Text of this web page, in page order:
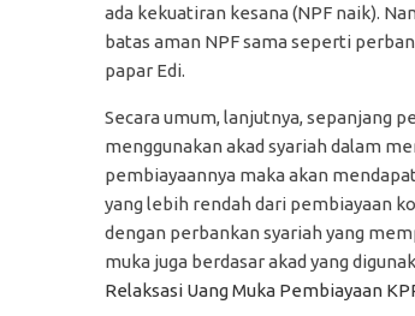
ada kekuatiran kesana (NPF naik).
batas aman NPF sama seperti
papar Edi.
Secara umum, lanjutnya, sepanjang
menggunakan akad syariah dalam
pembiayaannya maka akan
yang lebih rendah dari pembiayaan
dengan perbankan syariah yang
muka juga berdasar akad yang
Relaksasi Uang Muka Pembiayaan